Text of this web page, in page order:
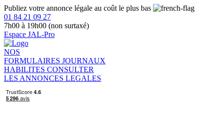
Publiez votre annonce légale au coût le plus bas
01 84 21 09 27
7h00 à 19h00 (non surtaxé)
Espace JAL-Pro
NOS
FORMULAIRES JOURNAUX
HABILITES CONSULTER
LES ANNONCES LEGALES